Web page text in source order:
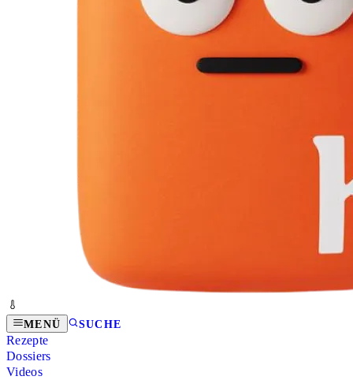
MENÜ SUCHE
Rezepte
Dossiers
Videos